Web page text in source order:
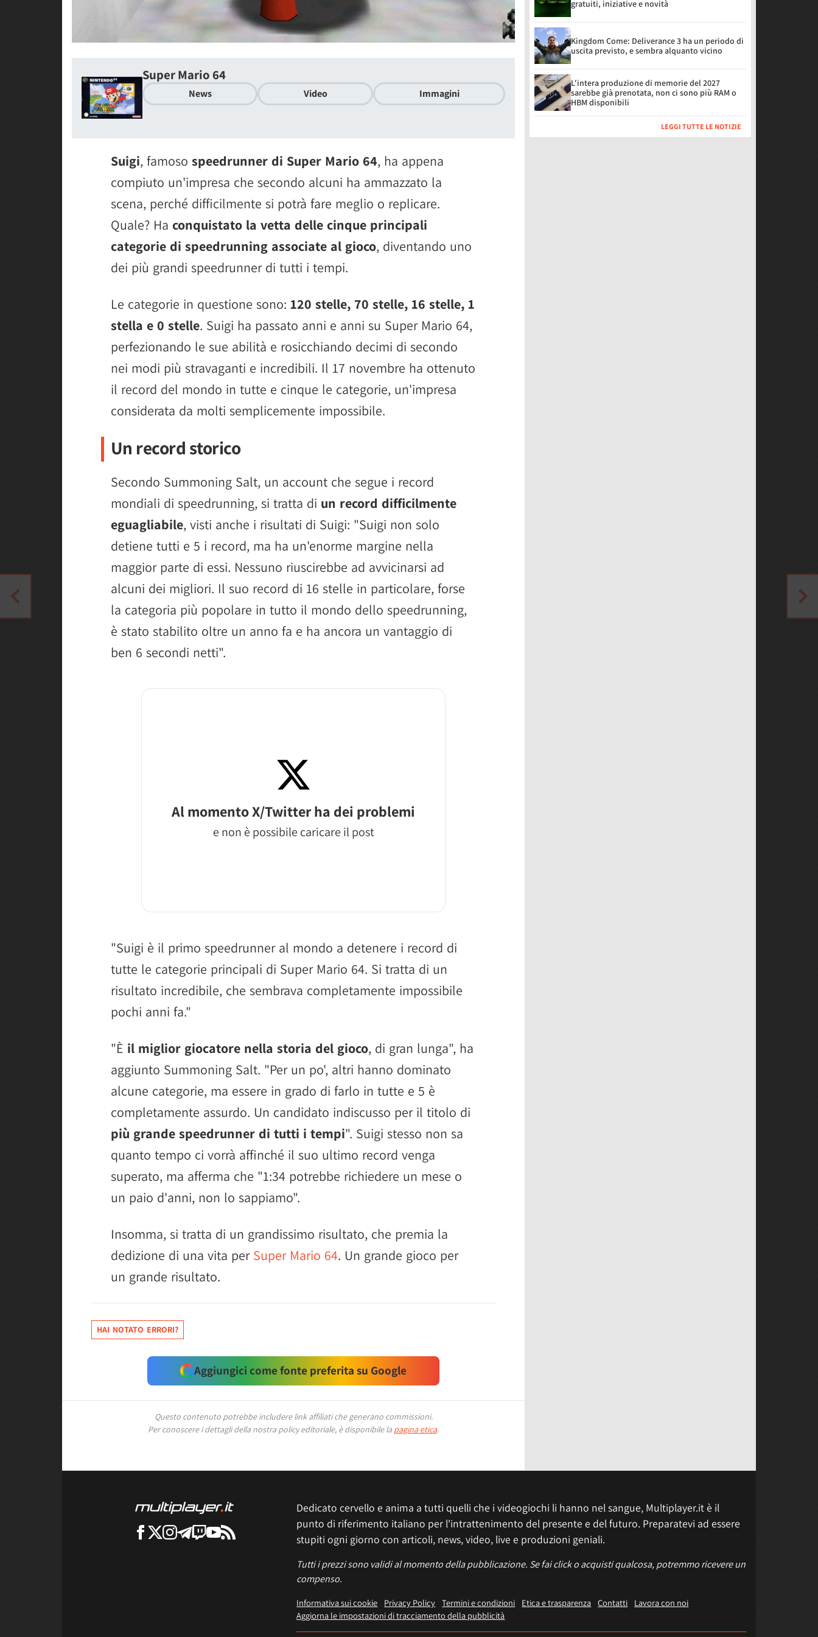
Super Mario 64
News Video Immagini
Suigi, famoso speedrunner di Super Mario 64, ha appena
compiuto un'impresa che secondo alcuni ha ammazzato la
scena, perché difficilmente si potrà fare meglio o replicare.
Quale? Ha conquistato la vetta delle cinque principali
categorie di speedrunning associate al gioco, diventando uno
dei più grandi speedrunner di tutti i tempi.
Le categorie in questione sono: 120 stelle, 70 stelle, 16 stelle, 1
stella e 0 stelle. Suigi ha passato anni e anni su Super Mario 64,
perfezionando le sue abilità e rosicchiando decimi di secondo
nei modi più stravaganti e incredibili. Il 17 novembre ha ottenuto
il record del mondo in tutte e cinque le categorie, un'impresa
considerata da molti semplicemente impossibile.
Un record storico
Secondo Summoning Salt, un account che segue i record
mondiali di speedrunning, si tratta di un record difficilmente
eguagliabile, visti anche i risultati di Suigi: "Suigi non solo
detiene tutti e 5 i record, ma ha un'enorme margine nella
maggior parte di essi. Nessuno riuscirebbe ad avvicinarsi ad
alcuni dei migliori. Il suo record di 16 stelle in particolare, forse
la categoria più popolare in tutto il mondo dello speedrunning,
è stato stabilito oltre un anno fa e ha ancora un vantaggio di
ben 6 secondi netti".
Al momento X/Twitter ha dei problemi
e non è possibile caricare il post
"Suigi è il primo speedrunner al mondo a detenere i record di
tutte le categorie principali di Super Mario 64. Si tratta di un
risultato incredibile, che sembrava completamente impossibile
pochi anni fa."
"È il miglior giocatore nella storia del gioco, di gran lunga", ha
aggiunto Summoning Salt. "Per un po', altri hanno dominato
alcune categorie, ma essere in grado di farlo in tutte e 5 è
completamente assurdo. Un candidato indiscusso per il titolo di
più grande speedrunner di tutti i tempi". Suigi stesso non sa
quanto tempo ci vorrà affinché il suo ultimo record venga
superato, ma afferma che "1:34 potrebbe richiedere un mese o
un paio d'anni, non lo sappiamo".
Insomma, si tratta di un grandissimo risultato, che premia la
dedizione di una vita per Super Mario 64. Un grande gioco per
un grande risultato.
HAI NOTATO ERRORI?
Aggiungici come fonte preferita su Google
Questo contenuto potrebbe includere link affiliati che generano commissioni.
Per conoscere i dettagli della nostra policy editoriale, è disponibile la pagina etica.
gratuiti, iniziative e novità
Kingdom Come: Deliverance 3 ha un periodo di
uscita previsto, e sembra alquanto vicino
L'intera produzione di memorie del 2027
sarebbe già prenotata, non ci sono più RAM o
HBM disponibili
LEGGI TUTTE LE NOTIZIE
Dedicato cervello e anima a tutti quelli che i videogiochi li hanno nel sangue, Multiplayer.it è il
punto di riferimento italiano per l'intrattenimento del presente e del futuro. Preparatevi ad essere
stupiti ogni giorno con articoli, news, video, live e produzioni geniali.
Tutti i prezzi sono validi al momento della pubblicazione. Se fai click o acquisti qualcosa, potremmo ricevere un
compenso.
Informativa sui cookie Privacy Policy Termini e condizioni Etica e trasparenza Contatti
Lavora con noi
Aggiorna le impostazioni di tracciamento della pubblicità